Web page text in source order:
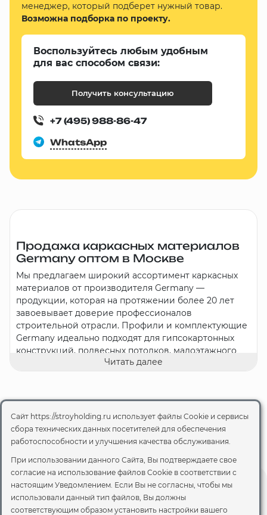
менеджер, который подберет нужный товар.
Возможна подборка по проекту.
Воспользуйтесь любым удобным
для вас способом связи:
Получить консультацию
+7 (495) 988-86-47
WhatsApp
Продажа каркасных материалов
Germany оптом в Москве
Мы предлагаем широкий ассортимент каркасных
материалов от производителя Germany —
продукции, которая на протяжении более 20 лет
завоевывает доверие профессионалов
строительной отрасли. Профили и комплектующие
Germany идеально подходят для гипсокартонных
конструкций, подвесных потолков, малоэтажного
строительства и других задач, где важны качество,
Почему выбирают материалы
1. Многолетний опыт и инновации.
Производитель Germany успешно работает на
десятилетий. За это время компания не только
накопила огромный опыт, но и внедрила передовые
технологии для создания продуктов,
соответствующих требованиям современных
строительных стандартов.
Читать далее
Строительные материалы оптом
Сайт https://stroyholding.ru использует файлы Cookie и сервисы
сбора технических данных посетителей для обеспечения
работоспособности и улучшения качества обслуживания.
При использовании данного Сайта, Вы подтверждаете свое
согласие на использование файлов Cookie в соответствии с
настоящим Уведомлением. Если Вы не согласны, чтобы мы
использовали данный тип файлов, Вы должны
соответствующим образом установить настройки вашего